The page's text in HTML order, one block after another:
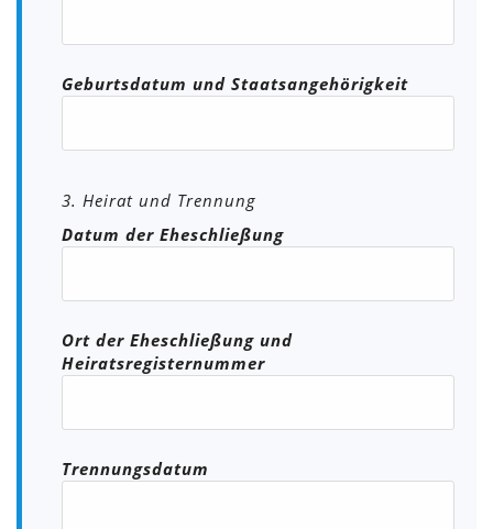
Geburtsdatum und Staatsangehörigkeit
3. Heirat und Trennung
Datum der Eheschließung
Ort der Eheschließung und
Heiratsregisternummer
Trennungsdatum